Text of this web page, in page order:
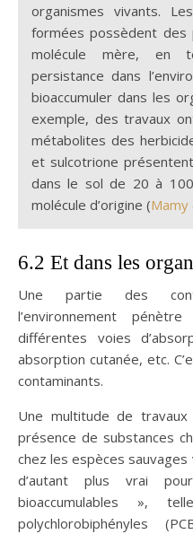
organismes vivants.
formées possèdent
molécule mère, en
persistance dans
bioaccumuler dans les
exemple, des travaux
métabolites des
et sulcotrione
dans le sol de 20 à
molécule d’origine (Mamy
6.2 Et dans les
Une partie des
l’environnement
différentes voies
absorption cutanée, etc.
contaminants.
Une multitude de
présence de substances
chez les espèces
d’autant plus vrai
bioaccumulables »,
polychlorobiphényles